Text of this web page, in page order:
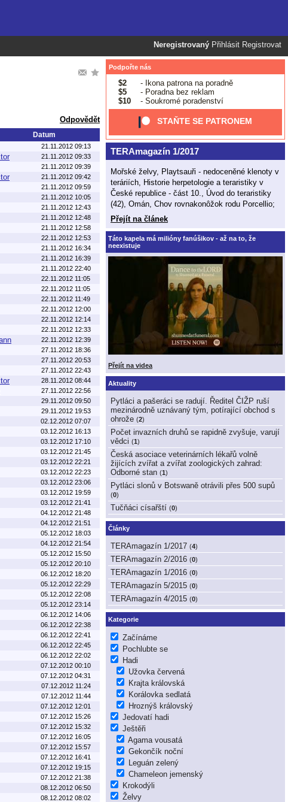
Neregistrovaný Přihlásit Registrovat
Odpovědět
Datum
21.11.2012 09:13
21.11.2012 09:33
21.11.2012 09:39
21.11.2012 09:42
21.11.2012 09:59
21.11.2012 10:05
21.11.2012 12:43
21.11.2012 12:48
21.11.2012 12:58
22.11.2012 12:53
21.11.2012 16:34
21.11.2012 16:39
21.11.2012 22:40
22.11.2012 11:05
22.11.2012 11:05
22.11.2012 11:49
22.11.2012 12:00
22.11.2012 12:14
22.11.2012 12:33
22.11.2012 12:39
27.11.2012 18:36
27.11.2012 20:53
27.11.2012 22:43
28.11.2012 08:44
27.11.2012 22:56
29.11.2012 09:50
29.11.2012 19:53
02.12.2012 07:07
03.12.2012 16:13
03.12.2012 17:10
03.12.2012 21:45
03.12.2012 22:21
03.12.2012 22:23
03.12.2012 23:06
03.12.2012 19:59
03.12.2012 21:41
04.12.2012 21:48
04.12.2012 21:51
05.12.2012 18:03
04.12.2012 21:54
05.12.2012 15:50
05.12.2012 20:10
06.12.2012 18:20
05.12.2012 22:29
05.12.2012 22:08
05.12.2012 23:14
06.12.2012 14:06
06.12.2012 22:38
06.12.2012 22:41
06.12.2012 22:45
06.12.2012 22:02
07.12.2012 00:10
07.12.2012 04:31
07.12.2012 11:24
07.12.2012 11:44
07.12.2012 12:01
07.12.2012 15:26
07.12.2012 15:32
07.12.2012 16:05
07.12.2012 15:57
07.12.2012 16:41
07.12.2012 19:15
07.12.2012 21:38
08.12.2012 06:50
08.12.2012 08:02
Podpořte nás
$2
- Ikona patrona na poradně
$5
- Poradna bez reklam
$10
- Soukromé poradenství
STAŇTE SE PATRONEM
TERAmagazín 1/2017
Mořské želvy, Playtsauři - nedoceněné klenoty v
teráriích, Historie herpetologie a teraristiky v
České republice - část 10., Úvod do teraristiky
(42), Omán, Chov rovnakonôžok rodu Porcellio;
Přejít na článek
Táto kapela má milióny fanúšikov - až na to, že
neexistuje
Přejít na videa
Aktuality
Pytláci a pašeráci se radují. Ředitel ČIŽP ruší
mezinárodně uznávaný tým, potírající obchod s
ohrože (2)
Počet invazních druhů se rapidně zvyšuje, varují
vědci (1)
Česká asociace veterinárních lékařů volně
žijících zvířat a zvířat zoologických zahrad:
Odborné stan (1)
Pytláci slonů v Botswaně otrávili přes 500 supů
(0)
Tučňáci císařští (0)
Články
TERAmagazín 1/2017 (4)
TERAmagazín 2/2016 (0)
TERAmagazín 1/2016 (0)
TERAmagazín 5/2015 (0)
TERAmagazín 4/2015 (0)
Kategorie
Začínáme
Pochlubte se
Hadi
Užovka červená
Krajta královská
Korálovka sedlatá
Hroznýš královský
Jedovatí hadi
Ještěři
Agama vousatá
Gekončík noční
Leguán zelený
Chameleon jemenský
Krokodýli
Želvy